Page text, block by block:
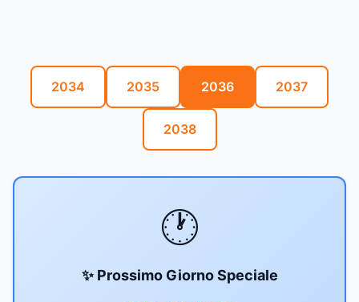
2034 2035 2036 2037
2038
🕐
✨ Prossimo Giorno Speciale